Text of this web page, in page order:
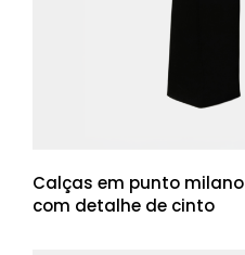
Calças em punto milano
com detalhe de cinto